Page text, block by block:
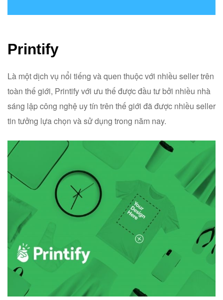
Printify
Là một dịch vụ nổi tiếng và quen thuộc với nhiều seller trên
toàn thế giới, Printify với ưu thế được đầu tư bởi nhiều nhà
sáng lập công nghệ uy tín trên thế giới đã được nhiều seller
tin tưởng lựa chọn và sử dụng trong năm nay.